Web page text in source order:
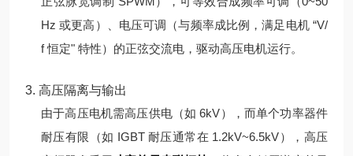
Hz 或更高）、电压可调（与频率成比例，满足电机 “V/
f 恒定" 特性）的正弦交流电，驱动高压电机运行。
3. 高压隔离与输出
由于高压电机需高压供电（如 6kV），而单个功率器件
耐压有限（如 IGBT 耐压通常在 1.2kV~6.5kV），高压